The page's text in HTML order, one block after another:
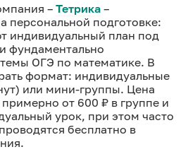
– Тетрика –
персональной подготовке:
индивидуальный план под
фундаментально
ОГЭ по математике. В
формат: индивидуальные
или мини-группы. Цена
от 600 ₽ в группе и
урок, при этом часто
бесплатно в